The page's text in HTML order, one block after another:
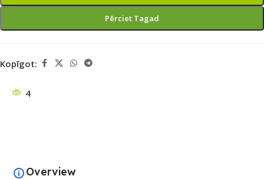
Pērciet Tagad
Kopīgot:
4
Overview